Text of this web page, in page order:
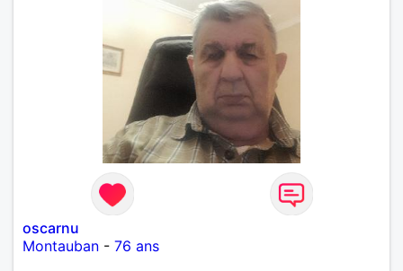
oscarnu
Montauban - 76 ans